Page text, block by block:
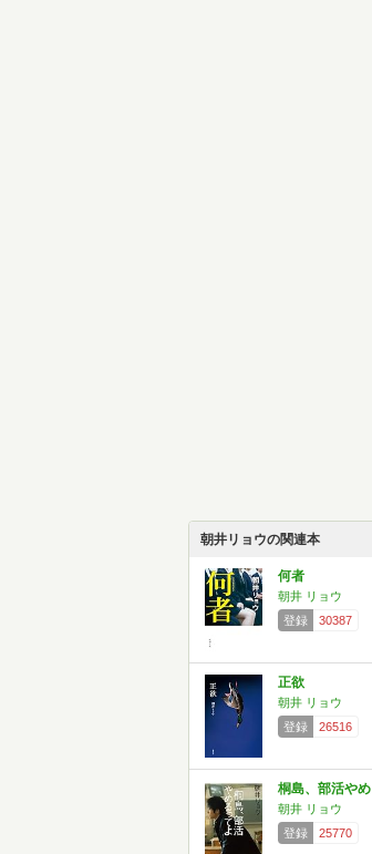
朝井リョウの関連本
何者
朝井 リョウ
登録
30387
正欲
朝井 リョウ
登録
26516
桐島、部活や
朝井 リョウ
登録
25770